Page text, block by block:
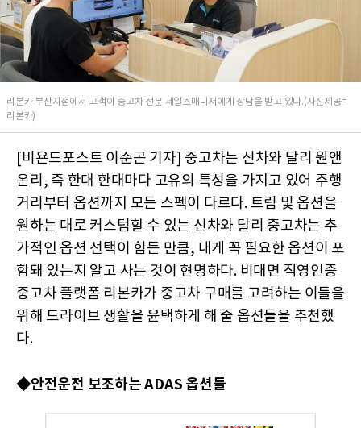
리본카 부산지점에서 고객이 중고차 전문 세일즈매니저에게 상담을 받고 있다.(사진제공=
리본카)
[비욘드포스트 이순곤 기자] 중고차는 신차와 달리 원앤
온리, 즉 한대 한대마다 고유의 특성을 가지고 있어 주행
거리부터 옵션까지 모든 스펙이 다르다. 트림 및 옵션을
원하는 대로 커스텀할 수 있는 신차와 달리 중고차는 추
가적인 옵션 선택이 힘든 만큼, 내게 꼭 필요한 옵션이 포
함돼 있는지 알고 사는 것이 현명하다. 비대면 직영인증
중고차 플랫폼 리본카가 중고차 구매를 고려하는 이들을
위해 드라이브 생활을 윤택하게 해 줄 옵션들을 추천했
다.
◆안전운전 보조하는ADAS 옵션들